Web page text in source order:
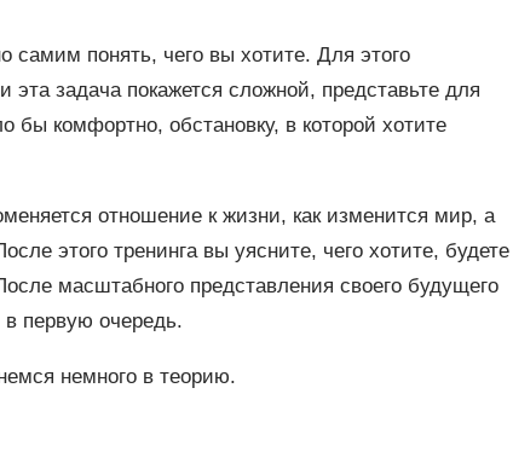
самим понять, чего вы хотите. Для этого
задача покажется сложной, представьте для
бы комфортно, обстановку, в которой хотите
отношение к жизни, как изменится мир, а
этого тренинга вы уясните, чего хотите, будете
масштабного представления своего будущего
первую очередь.
немного в теорию.